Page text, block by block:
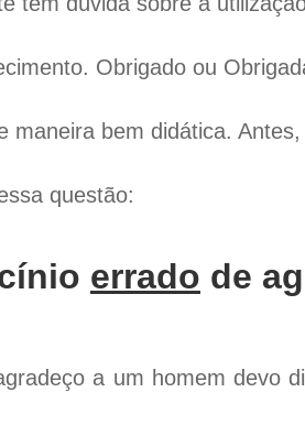
Obrigado ou
maneira bem didática.
questão:
errado de
a um homem devo